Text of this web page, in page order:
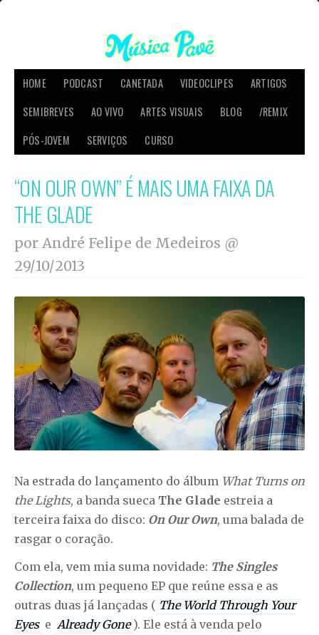
HOME PODCAST CANETADA VIDEOCLIPES
ARTIGOS
SEMIBREVES
AO VIVO ARTES VISUAIS BLOG
/REMIX
PÓS-JOVEM
SERVIÇOS CURSO
“ON OUR OWN” É MAIS UMA FAIXA DA
THE GLADE
por André Felipe de Medeiros @
29/10/2013
Na estrada do lançamento do álbum What Turns on
the Lights, a banda sueca The Glade estreia a
terceira faixa do disco: On Our Own, uma balada de
rasgar o coração.
Com ela, vem mia suma novidade: The Singles
Collection, um pequeno EP que reúne essa e as
outras duas já lançadas ( The World Through Your
Eyes e Already Gone ). Ele está à venda pelo